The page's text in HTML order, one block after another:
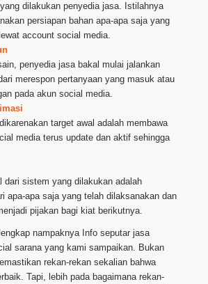
dilakukan penyedia jasa. Istilahnya
persiapan bahan apa-apa saja yang
account social media.
penyedia jasa bakal mulai jalankan
merespon pertanyaan yang masuk atau
pada akun social media.
target awal adalah membawa
media terus update dan aktif sehingga
dari sistem yang dilakukan adalah
apa-apa saja yang telah dilaksanakan dan
pijakan bagi kiat berikutnya.
nampaknya Info seputar jasa
sarana yang kami sampaikan. Bukan
rekan-rekan sekalian bahwa
Tapi, lebih pada bagaimana rekan-